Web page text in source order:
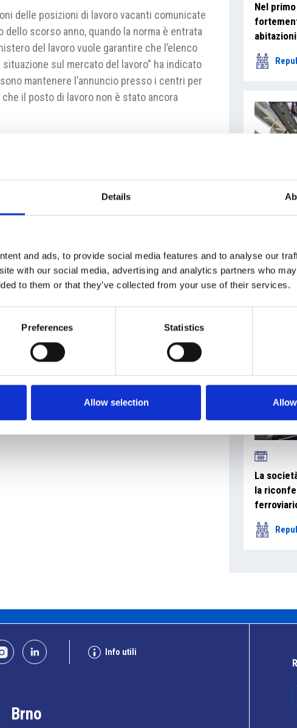
Details
and ads, to provide social media features and to analyse our
with our social media, advertising and analytics partners who
to them or that they’ve collected from your use of their services.
Preferences Statistics
Allow selection
delle posizioni di lavoro vacanti comunicate
dello scorso anno, quando la norma è entrata
del lavoro vuole garantire che l’elenco
sul mercato del lavoro” ha indicato
mantenere l’annuncio presso i centri per
che il posto di lavoro non è stato ancora
di sei mesi le posizioni vacanti, per
persone dall’estero
impiego 306.500 con un tasso di
l'impiego #posizioni vacanti
Nel
abitazioni
La
SUV Peaq
La
la
Info utili
Brno